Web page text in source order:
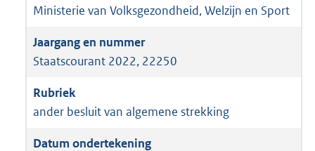
Ministerie van Volksgezondheid, Welzijn en Sport
Staatscourant 2022, 22250
ander besluit van algemene strekking